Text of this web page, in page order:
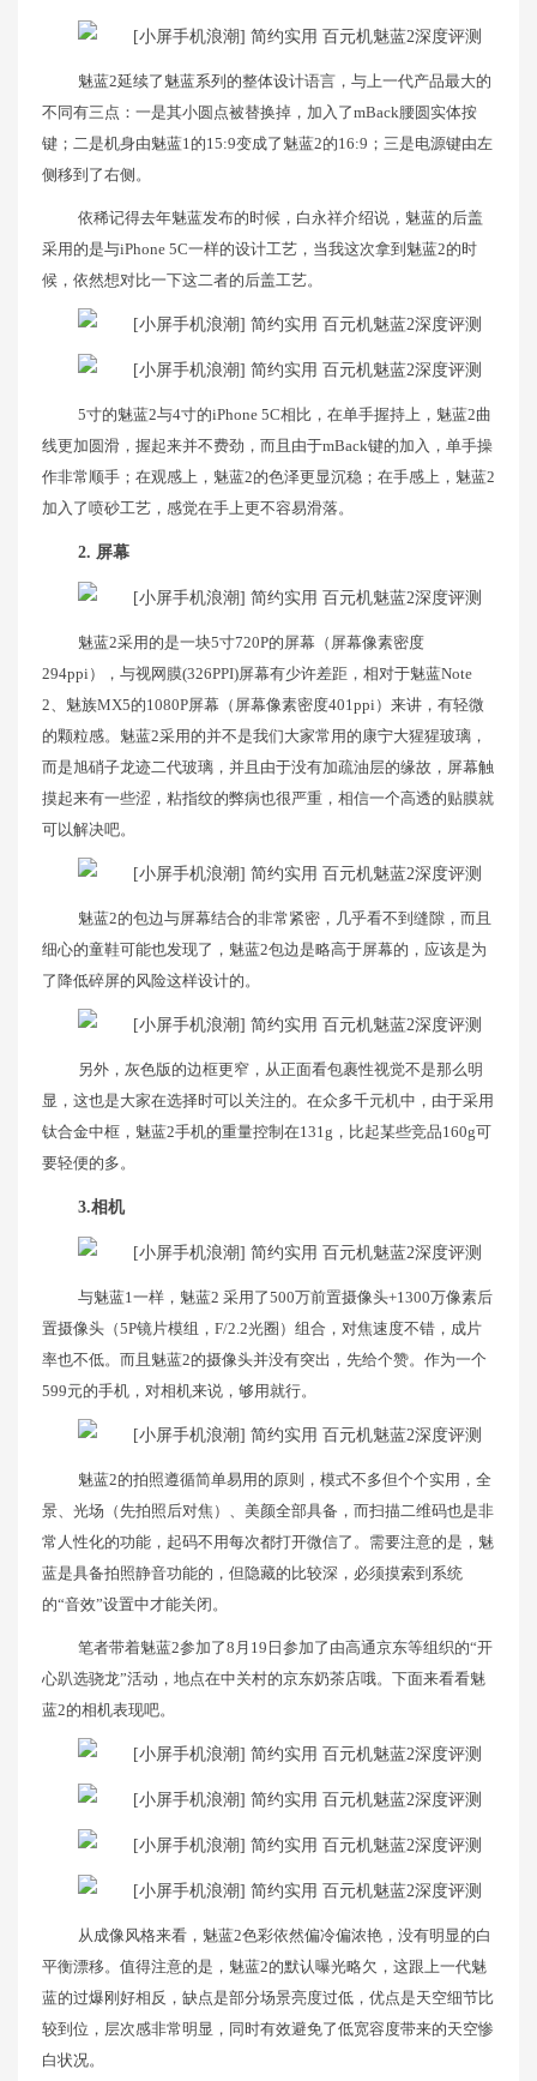
魅蓝2延续了魅蓝系列的整体设计语言，与上一代产品最大的
不同有三点：一是其小圆点被替换掉，加入了mBack腰圆实体按
键；二是机身由魅蓝1的15:9变成了魅蓝2的16:9；三是电源键由左
侧移到了右侧。
依稀记得去年魅蓝发布的时候，白永祥介绍说，魅蓝的后盖
采用的是与iPhone 5C一样的设计工艺，当我这次拿到魅蓝2的时
候，依然想对比一下这二者的后盖工艺。
5寸的魅蓝2与4寸的iPhone 5C相比，在单手握持上，魅蓝2曲
线更加圆滑，握起来并不费劲，而且由于mBack键的加入，单手操
作非常顺手；在观感上，魅蓝2的色泽更显沉稳；在手感上，魅蓝2
加入了喷砂工艺，感觉在手上更不容易滑落。
2. 屏幕
魅蓝2采用的是一块5寸720P的屏幕（屏幕像素密度
294ppi），与视网膜(326PPI)屏幕有少许差距，相对于魅蓝Note
2、魅族MX5的1080P屏幕（屏幕像素密度401ppi）来讲，有轻微
的颗粒感。魅蓝2采用的并不是我们大家常用的康宁大猩猩玻璃，
而是旭硝子龙迹二代玻璃，并且由于没有加疏油层的缘故，屏幕触
摸起来有一些涩，粘指纹的弊病也很严重，相信一个高透的贴膜就
可以解决吧。
魅蓝2的包边与屏幕结合的非常紧密，几乎看不到缝隙，而且
细心的童鞋可能也发现了，魅蓝2包边是略高于屏幕的，应该是为
了降低碎屏的风险这样设计的。
另外，灰色版的边框更窄，从正面看包裹性视觉不是那么明
显，这也是大家在选择时可以关注的。在众多千元机中，由于采用
钛合金中框，魅蓝2手机的重量控制在131g，比起某些竞品160g可
要轻便的多。
3.相机
与魅蓝1一样，魅蓝2 采用了500万前置摄像头+1300万像素后
置摄像头（5P镜片模组，F/2.2光圈）组合，对焦速度不错，成片
率也不低。而且魅蓝2的摄像头并没有突出，先给个赞。作为一个
599元的手机，对相机来说，够用就行。
魅蓝2的拍照遵循简单易用的原则，模式不多但个个实用，全
景、光场（先拍照后对焦）、美颜全部具备，而扫描二维码也是非
常人性化的功能，起码不用每次都打开微信了。需要注意的是，魅
蓝是具备拍照静音功能的，但隐藏的比较深，必须摸索到系统
的“音效”设置中才能关闭。
笔者带着魅蓝2参加了8月19日参加了由高通京东等组织的“开
心趴选骁龙”活动，地点在中关村的京东奶茶店哦。下面来看看魅
蓝2的相机表现吧。
从成像风格来看，魅蓝2色彩依然偏冷偏浓艳，没有明显的白
平衡漂移。值得注意的是，魅蓝2的默认曝光略欠，这跟上一代魅
蓝的过爆刚好相反，缺点是部分场景亮度过低，优点是天空细节比
较到位，层次感非常明显，同时有效避免了低宽容度带来的天空惨
白状况。